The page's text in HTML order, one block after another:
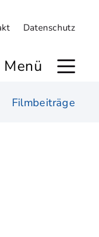
Datenschutz
Menü
Filmbeiträge